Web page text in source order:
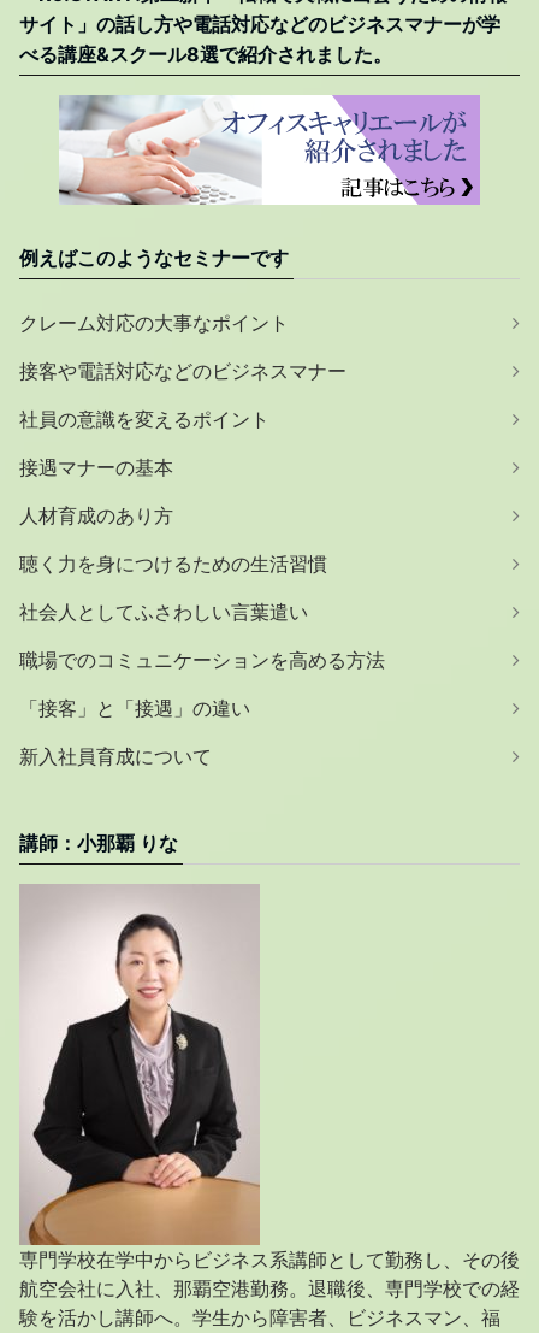
サイト」の話し方や電話対応などのビジネスマナーが学
べる講座&スクール8選で紹介されました。
例えばこのようなセミナーです
クレーム対応の大事なポイント
接客や電話対応などのビジネスマナー
社員の意識を変えるポイント
接遇マナーの基本
人材育成のあり方
聴く力を身につけるための生活習慣
社会人としてふさわしい言葉遣い
職場でのコミュニケーションを高める方法
「接客」と「接遇」の違い
新入社員育成について
講師：小那覇 りな
専門学校在学中からビジネス系講師として勤務し、その後
航空会社に入社、那覇空港勤務。退職後、専門学校での経
験を活かし講師へ。学生から障害者、ビジネスマン、福